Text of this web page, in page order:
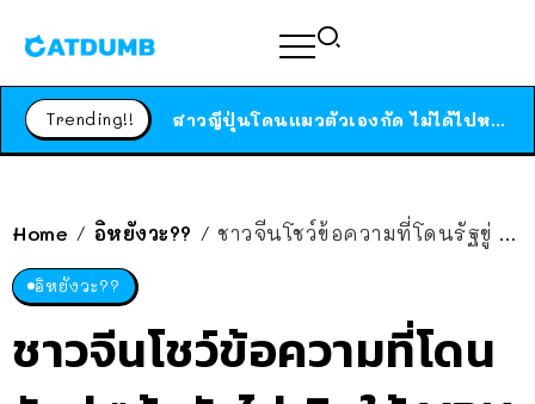
Trending!! ได้เวลาเด็กหนวดรวมตัว RF Online Next เปิดให้เล่นแล้ว เกม Sci-Fi MMORPG ระดับตำนาน เล่นได้ทั้งมือถือและ PC
Home / อิหยังวะ?? / ชาวจีนโชว์ข้อความที่โดนรัฐขู่ “ถ้ายังไม่เลิกใช้ VPN เข้าเว็บตะวันตก ไม่งั้นจะถูกจับขังคุก 3-7 วัน”
อิหยังวะ??
ชาวจีนโชว์ข้อความที่โดน